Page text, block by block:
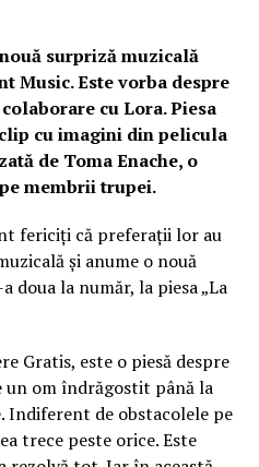
surpriză muzicală
Music. Este vorba despre
cu Lora. Piesa
cu imagini din pelicula
de Toma Enache, o
membrii trupei.
fericiți că preferații lor au
și anume o nouă
doua la număr, la piesa „La
Gratis, este o piesă despre
om îndrăgostit până la
Indiferent de obstacolele pe
trece peste orice. Este